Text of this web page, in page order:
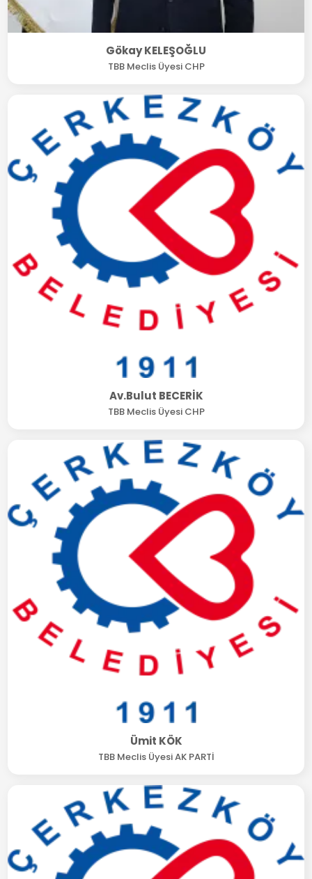
Gökay KELEŞOĞLU
TBB Meclis Üyesi CHP
Av.Bulut BECERİK
TBB Meclis Üyesi CHP
Ümit KÖK
TBB Meclis Üyesi AK PARTİ